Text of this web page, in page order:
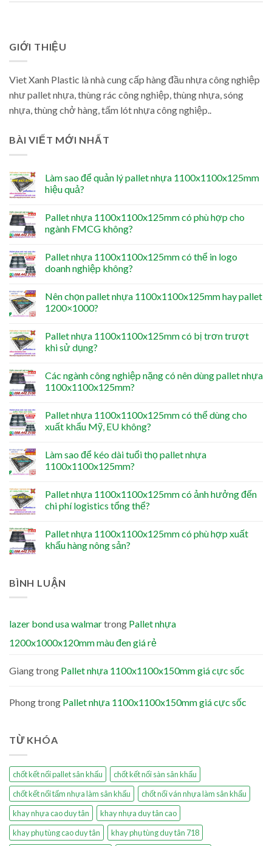
GIỚI THIỆU
Viet Xanh Plastic là nhà cung cấp hàng đầu nhựa công nghiệp
như pallet nhựa, thùng rác công nghiệp, thùng nhựa, sóng
nhựa, thùng chở hàng, tấm lót nhựa công nghiệp..
BÀI VIẾT MỚI NHẤT
Làm sao để quản lý pallet nhựa 1100x1100x125mm
hiệu quả?
Pallet nhựa 1100x1100x125mm có phù hợp cho
ngành FMCG không?
Pallet nhựa 1100x1100x125mm có thể in logo
doanh nghiệp không?
Nên chọn pallet nhựa 1100x1100x125mm hay pallet
1200×1000?
Pallet nhựa 1100x1100x125mm có bị trơn trượt
khi sử dụng?
Các ngành công nghiệp nặng có nên dùng pallet nhựa
1100x1100x125mm?
Pallet nhựa 1100x1100x125mm có thể dùng cho
xuất khẩu Mỹ, EU không?
Làm sao để kéo dài tuổi thọ pallet nhựa
1100x1100x125mm?
Pallet nhựa 1100x1100x125mm có ảnh hưởng đến
chi phí logistics tổng thể?
Pallet nhựa 1100x1100x125mm có phù hợp xuất
khẩu hàng nông sản?
BÌNH LUẬN
lazer bond usa walmartrong Pallet nhựa
1200x1000x120mm màu đen giá rẻ
Giangtrong Pallet nhựa 1100x1100x150mm giá cực sốc
Phongtrong Pallet nhựa 1100x1100x150mm giá cực sốc
TỪ KHÓA
chốt kết nối pallet sân khấu
chốt kết nối sàn sân khấu
chốt kết nối tấm nhựa làm sân khấu
chốt nối ván nhựa làm sân khấu
khay nhựa cao duy tân
khay nhựa duy tân cao
khay phụ tùng cao duy tân
khay phụ tùng duy tân 718